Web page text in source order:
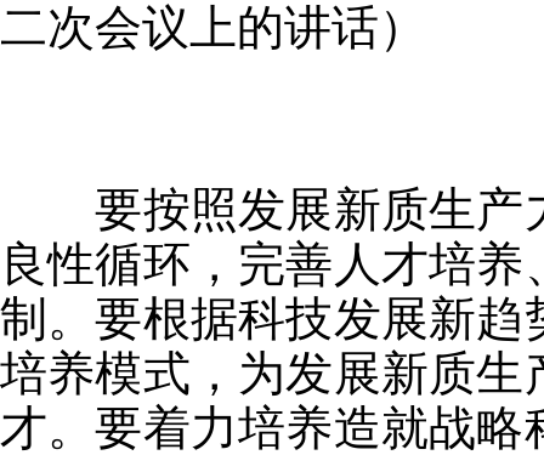
二次会议上的讲话）
要按照发展新质生产
良性循环，完善人才培
制。要根据科技发展新
培养模式，为发展新质
才。要着力培养造就战